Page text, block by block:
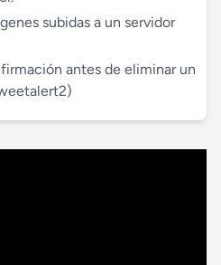
subidas a un servidor
antes de eliminar un